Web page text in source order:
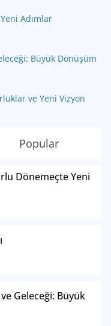
Adımlar
Büyük Dönüşüm
ve Yeni Vizyon
Popular
Dönemeçte Yeni
Geleceği: Büyük